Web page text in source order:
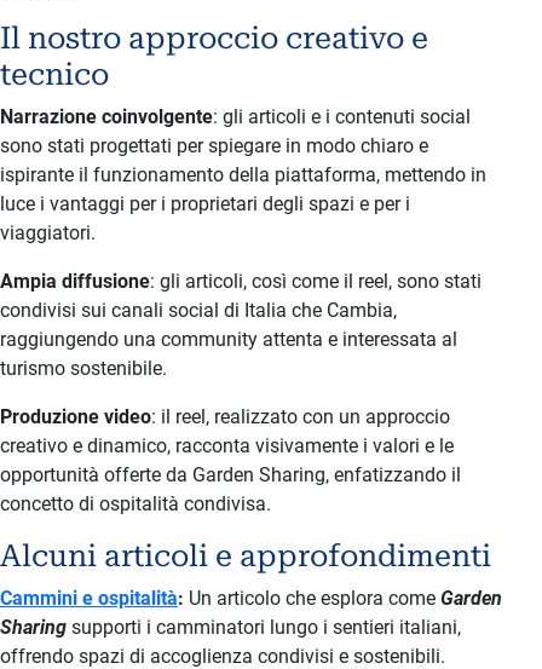
Il nostro approccio creativo e
tecnico
Narrazione coinvolgente: gli articoli e i contenuti social
sono stati progettati per spiegare in modo chiaro e
ispirante il funzionamento della piattaforma, mettendo in
luce i vantaggi per i proprietari degli spazi e per i
viaggiatori.
Ampia diffusione: gli articoli, così come il reel, sono stati
condivisi sui canali social di Italia che Cambia,
raggiungendo una community attenta e interessata al
turismo sostenibile.
Produzione video: il reel, realizzato con un approccio
creativo e dinamico, racconta visivamente i valori e le
opportunità offerte da Garden Sharing, enfatizzando il
concetto di ospitalità condivisa.
Alcuni articoli e approfondimenti
Cammini e ospitalità: Un articolo che esplora come Garden
Sharing supporti i camminatori lungo i sentieri italiani,
offrendo spazi di accoglienza condivisi e sostenibili.